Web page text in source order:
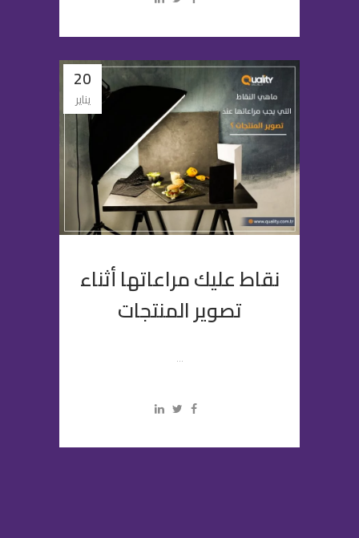
20
يناير
نقاط عليك مراعاتها أثناء
تصوير المنتجات
...